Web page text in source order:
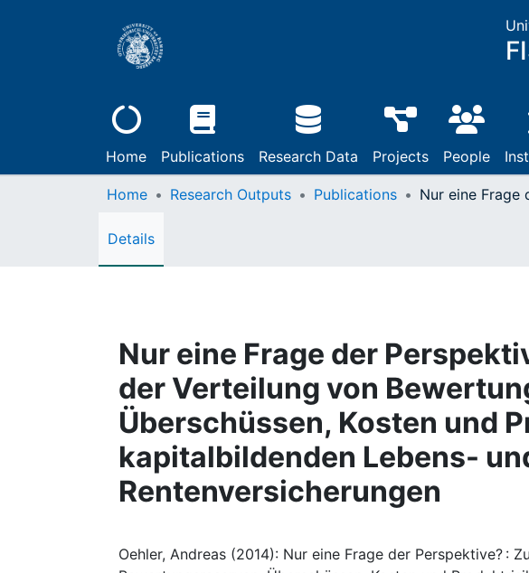
Home Publications Research Data Projects People
Home Research Outputs Publications
Details
Nur eine Frage der
der Verteilung von
Überschüssen, Kosten und
kapitalbildenden Lebens-
Rentenversicherungen
Oehler, Andreas (2014): Nur eine Frage der Perspektive? :